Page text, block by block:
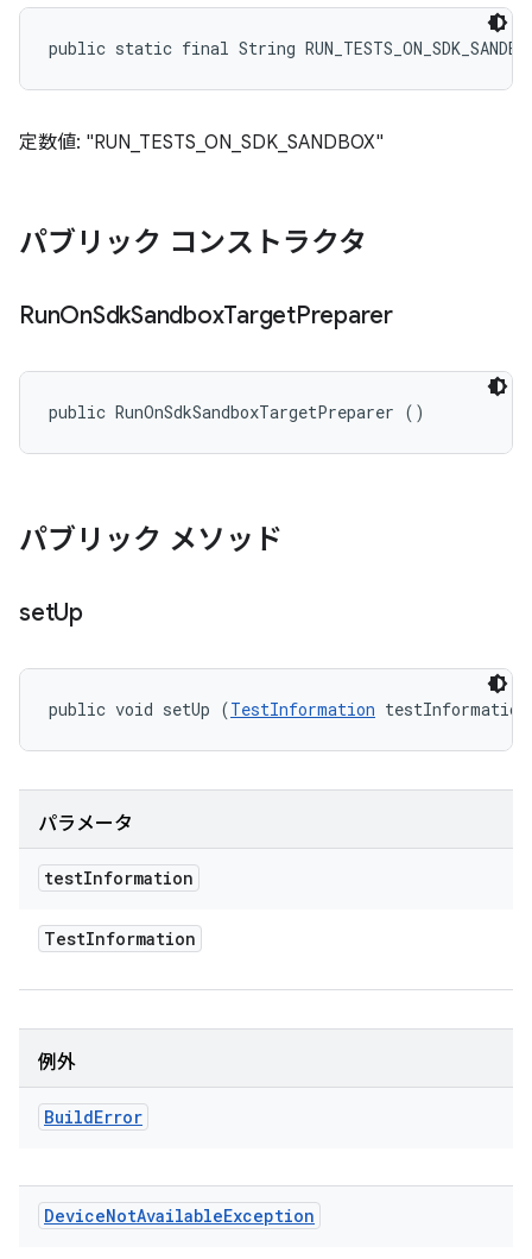
public static final String
定数値: "RUN_TESTS_ON_SDK_SANDBOX"
パブリック コンストラクタ
RunOnSdkSandboxTargetPreparer
public RunOnSdkSandboxTargetPreparer ()
パブリック メソッド
setUp
public void setUp (TestInformation
パラメータ
testInformation
TestInformation
例外
BuildError
DeviceNotAvailableException